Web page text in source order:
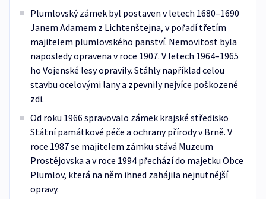
Plumlovský zámek byl postaven v letech 1680–1690
Janem Adamem z Lichtenštejna, v pořadí třetím
majitelem plumlovského panství. Nemovitost byla
naposledy opravena v roce 1907. V letech 1964–1965
ho Vojenské lesy opravily. Stáhly například celou
stavbu ocelovými lany a zpevnily nejvíce poškozené
zdi.
Od roku 1966 spravovalo zámek krajské středisko
Státní památkové péče a ochrany přírody v Brně. V
roce 1987 se majitelem zámku stává Muzeum
Prostějovska a v roce 1994 přechází do majetku Obce
Plumlov, která na něm ihned zahájila nejnutnější
opravy.